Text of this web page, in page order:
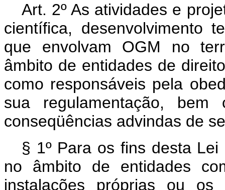
Art. 2º As atividades e
científica, desenvolvimento
que envolvam OGM no
âmbito de entidades de
como responsáveis pela
sua regulamentação,
conseqüências advindas de
§ 1º Para os fins desta
no âmbito de entidades
instalações próprias ou